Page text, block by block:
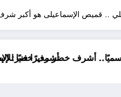
.. قميص الإسماعيلى هو أكبر
رسميًا.. أشرف خضر